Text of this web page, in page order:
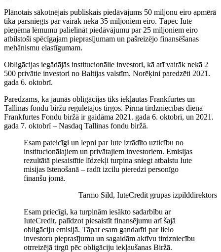
Plānotais sākotnējais publiskais piedāvājums 50 miljonu eiro apmērā
tika pārsniegts par vairāk nekā 35 miljoniem eiro. Tāpēc Iute
pieņēma lēmumu palielināt piedāvājumu par 25 miljoniem eiro
atbilstoši spēcīgajam pieprasījumam un pašreizējo finansēšanas
mehānismu elastīgumam.
Obligācijas iegādājās institucionālie investori, kā arī vairāk nekā 2
500 privātie investori no Baltijas valstīm. Norēķini paredzēti 2021.
gada 6. oktobrī.
Paredzams, ka jaunās obligācijas tiks iekļautas Frankfurtes un
Tallinas fondu biržu regulētajos tirgos. Pirmā tirdzniecības diena
Frankfurtes Fondu biržā ir gaidāma 2021. gada 6. oktobrī, un 2021.
gada 7. oktobrī – Nasdaq Tallinas fondu biržā.
Esam pateicīgi un lepni par Iute izrādīto uzticību no
institucionālajiem un privātajiem investoriem. Emisijas
rezultātā piesaistītie līdzekļi turpina sniegt atbalstu Iute
misijas īstenošanā – radīt izcilu pieredzi personīgo
finanšu jomā.
Tarmo Sild, IuteCredit grupas izpilddirektors
Esam priecīgi, ka turpinām iesākto sadarbību ar
IuteCredit, palīdzot piesaistīt finansējumu arī šajā
obligāciju emisijā. Tāpat esam gandarīti par lielo
investoru pieprasījumu un sagaidām aktīvu tirdzniecību
otrreizējā tirgū pēc obligāciju iekļaušanas Biržā.